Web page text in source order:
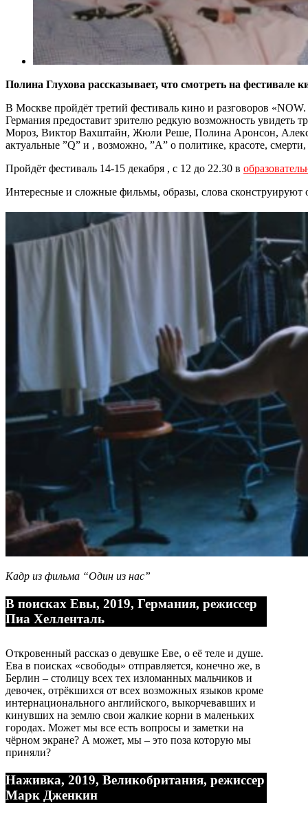
Полина Глухова рассказывает, что смотреть на фестивале
В Москве пройдёт третий фестиваль кино и разговоров
Германия предоставит зрителю редкую возможность
Мороз, Виктор Вахштайн, Жюли Реше, Полина Аронсон,
актуальные ”Q” и , возможно, ”A” о политике, красоте,
Пройдёт фестиваль 14-15 декабря , с 12 до 22.30 в
Интересные и сложные фильмы, образы, слова сконструируют
Кадр из фильма “Один из нас”
В поисках Евы, 2019, Германия, режиссер
Пиа Хелленталь
Откровенный рассказ о девушке Еве, о её теле и душе.
Ева в поисках «свободы» отправляется, конечно же, в
Берлин – столицу всех тех изломанных мальчиков и
девочек, отрёкшихся от всех возможных языков кроме
интернационального английского, выкорчевавших и
кинувших на землю свои жалкие корни в маленьких
городах. Может мы все есть вопросы и заметки на
чёрном экране? А может, мы – это поза которую мы
приняли?
Наживка, 2019, Великобритания, режиссер
Марк Дженкин